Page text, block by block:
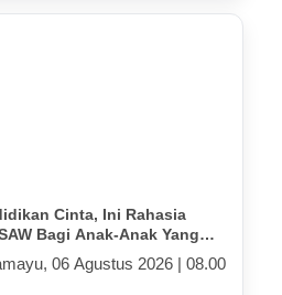
Cinta, Ini Rahasia
Bagi Anak-Anak Yang
06 Agustus 2026 | 08.00